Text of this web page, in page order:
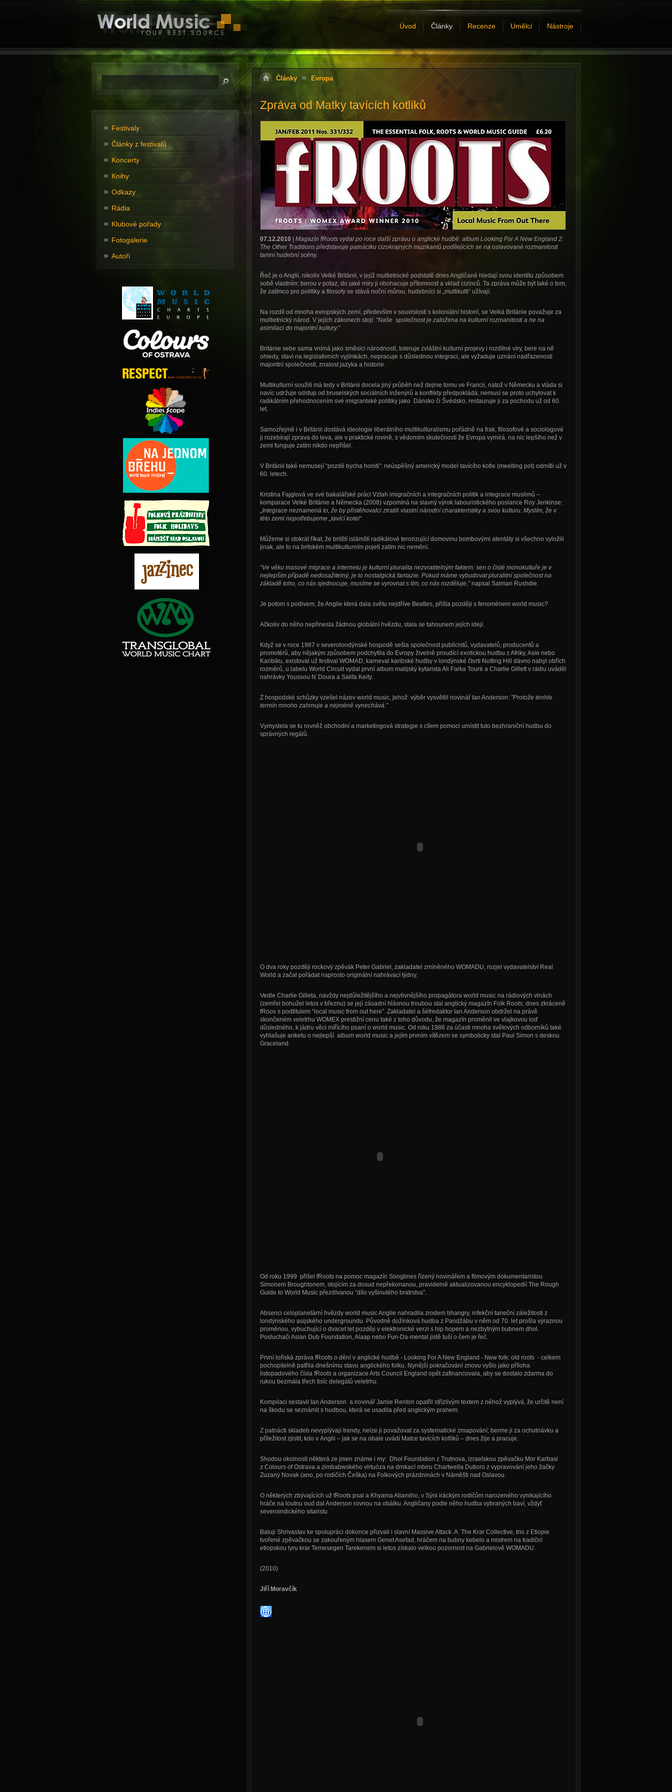
Úvod Články Recenze Umělci Nástroje
Články Evropa
Zpráva od Matky tavících kotlíků
07.12.2010| Magazín fRoots vydal po roce další zprávu o anglické hudbě: album Looking For A New England 2:
The Other Traditions představuje patnáctku cizokrajných muzikantů podílejících se na oslavované rozmanitosti
tamní hudební scény.
Řeč je o Anglii, nikoliv Velké Británii, v jejíž multietnické podstatě dnes Angličané hledají svou identitu způsobem
sobě vlastním: berou v potaz, do jaké míry ji obohacuje přítomnost a vklad cizinců. Ta zpráva může být také o tom,
že zatímco pro politiky a filosofy se stává noční můrou, hudebníci si „multikulti“ užívají.
Na rozdíl od mnoha evropských zemí, především v souvislosti s koloniální historií, se Velká Británie považuje za
multietnický národ. V jejích zákonech stojí: “Naše společnost je založena na kulturní rozmanitosti a ne na
asimilaci do majoritní kultury.”
Británie sebe sama vnímá jako směsici národností, toleruje zvláštní kulturní projevy i rozdílné víry, bere na ně
ohledy, staví na legislativních vyjímkách, nepracuje s důslednou integraci, ale vyžaduje uznání nadřazenosti
majoritní společnosti, znalost jazyka a historie.
Multikulturní soužití má tedy v Británii docela jiný průběh než dejme tomu ve Francii, natož v Německu a vláda si
navíc udržuje odstup od bruselských sociálních inženýrů a konflikty předpokládá; nemusí se proto uchylovat k
radikálním přehodnocením své imigrantské politiky jako Dánsko či Švédsko, restauruje ji za pochodu už od 60.
let.
Samozřejmě i v Británii dostává ideologie liberálního multikulturalismu pořádně na frak, filosofové a sociologové
ji rozebírají zprava do leva, ale v praktické rovině, s vědomím skutečností že Evropa vymírá, na nic lepšího než v
zemi funguje zatím nikdo nepřišel.
V Británii také nemusejí “pozdě bycha honiti”: neúspěšný americký model tavícího kotle (meelting pot) odmítli už v
60. letech.
Kristina Fajglová ve své bakalářské práci Vztah imigračních a integračních politik a integrace muslimů –
komparace Velké Británie a Německa (2008) vzpomíná na slavný výrok labouristického poslance Roy Jenkinse:
„Integrace neznamená to, že by přistěhovalci ztratili vlastní národní charakteristiky a svou kulturu. Myslím, že v
této zemi nepotřebujeme „tavící kotel“.
Můžeme si stokrát říkat, že britští islámští radikálové terorizující domovinu bombovými atentáty si všechno vyložili
jinak, ale to na britském multikulturním pojetí zatím nic nemění.
“Ve věku masové migrace a internetu je kulturní pluralita nezvratitelným faktem: sen o čisté monokultuře je v
nejlepším případě nedosažitelný, je to nostalgická fantazie. Pokud máme vybudovat pluralitní společnost na
základě toho, co nás sjednocuje, musíme se vyrovnat s tím, co nás rozděluje,”napsal Salman Rushdie.
Je potom s podivem, že Anglie která dala světu nejdříve Beatles, přišla později s fenoménem world music?
Ačkoliv do něho nepřinesla žádnou globální hvězdu, stala se tahounem jejích idejí.
Když se v roce 1987 v severolondýnské hospodě sešla společnost publicistů, vydavatelů, producentů a
promotérů, aby nějakým způsobem podchytila do Evropy živelně proudící exotickou hudbu z Afriky, Asie nebo
Karibiku, existoval už festival WOMAD, karneval karibské hudby v londýnské čtvrti Notting Hill dávno nabyl obřích
rozměrů, u labelu World Circuit vydal první album malijský kytarista Ali Farka Touré a Charlie Gillett v rádiu uváděl
nahrávky Youssou N´Doura a Salifa Keity.
Z hospodské schůzky vzešel název world music, jehož výběr vysvětlil novinář Ian Anderson: ”Protože tenhle
termín mnoho zahrnuje a nejméně vynechává.”
Vymyslela se tu rovněž obchodní a marketingová strategie s cílem pomoci umístit tuto bezhraniční hudbu do
správných regálů.
O dva roky později rockový zpěvák Peter Gabriel, zakladatel zmíněného WOMADU, rozjel vydavatelství Real
World a začal pořádat naprosto originální nahrávací týdny.
Vedle Charlie Gilleta, navždy nejdůležitějšího a nejvlivnějšího propagátora world music na rádiových vlnách
(zemřel bohužel letos v březnu) se její zásadní hlásnou troubou stal anglický magazín Folk Roots; dnes zkráceně
fRoos s podtitulem “local music from out here”. Zakladatel a šéfredaktor Ian Anderson obdržel na právě
skončeném veletrhu WOMEX prestižní cenu také z toho důvodu, že magazín proměnil ve vlajkovou loď
důsledného, k jádru věci mířícího psaní o world music. Od roku 1986 za účasti mnoha světových odborníků také
vyhlašuje anketu o nejlepší album world music a jejím prvním vítězem se symbolicky stal Paul Simon s deskou
Graceland.
Od roku 1999 přišel fRoots na pomoc magazín Songlines řízený novinářem a filmovým dokumentaristou
Simonem Broughtonem, stojícím za dosud nepřekonanou, pravidelně aktualizovanou encyklopedií The Rough
Guide to World Music přezdívanou “dílo vyšinutého bratrstva”.
Absenci celoplanetární hvězdy world music Anglie nahradila zrodem bhangry, infekční taneční záležitosti z
londýnského asijského undergroundu. Původně dožínková hudba z Pandžábu v něm od 70. let prošla výraznou
proměnou, vybuchující o dvacet let později v elektronické verzi s hip hopem a nezbytným bubnem dhol.
Posluchači Asian Dub Foundation, Alaap nebo Fun-Da-mental jistě tuší o čem je řeč.
První loňská zpráva fRoots o dění v anglické hudbě - Looking For A New England - New folk: old roots - celkem
pochopitelně patřila dnešnímu stavu anglického folku. Nynější pokračování znovu vyšlo jako příloha
listopadového čísla fRoots a organizace Arts Council England opět zafinancovala, aby se dostalo zdarma do
rukou bezmála třech tisíc delegátů veletrhu.
Kompilaci sestavil Ian Anderson a novinář Jamie Renton opatřil střízlivým textem z něhož vyplývá, že určitě není
na škodu se seznámit s hudbou, která se usadila před anglickým prahem.
Z patnácti skladeb nevyplývají trendy, nelze ji považovat za systematické zmapování; berme ji za ochutnávku a
příležitost zjistit, kdo v Anglii – jak se na obale uvádí Matce tavících kotlíků – dnes žije a pracuje.
Shodou okolností některá ze jmen známe i my: Dhol Foundation z Trutnova, izraelskou zpěvačku Mor Karbasi
z Colours of Ostrava a zimbabwského virtuóza na drnkací mbiru Chartwella Dutioro z vypravování jeho žačky
Zuzany Novak (ano, po rodičích Češka) na Folkových prázdninách v Náměšti nad Oslavou.
O některých zbývajících už fRoots psal a Khyama Allamiho, v Sýrii iráckým rodičům narozeného vynikajícího
hráče na loutnu oud dal Anderson rovnou na obálku. Angličany podle něho hudba vybraných baví, vždyť
severoindického sitaristu
Baluji Shrivastav ke spolupráci dokonce přizvali i slavní Massive Attack. A The Krar Collective, trio z Etiopie
tvořené zpěvačkou se zakouřeným hlasem Genet Asefad, hráčem na bubny kebelo a mistrem na tradiční
etiopskou lyru krar Temesegen Tarekenem si letos získalo velkou pozornost na Gabrielově WOMADU.
(2010)
Jiří Moravčík
Festivaly
Články z festivalů
Koncerty
Knihy
Odkazy
Rádia
Klubové pořady
Fotogalerie
Autoři